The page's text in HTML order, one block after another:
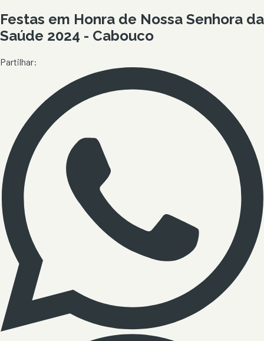
Festas em Honra de Nossa Senhora da
Saúde 2024 - Cabouco
Partilhar: